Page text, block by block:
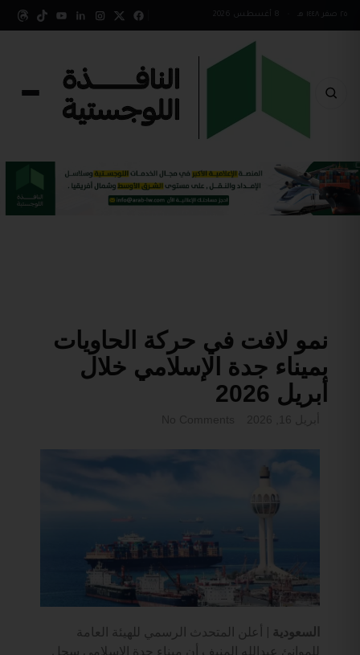
8 أغسطس 2026
نمو لافت في حركة الحاويات
بميناء جدة الإسلامي خلال
أبريل 2026
السعودية |
أعلن المتحدث الرسمي للهيئة العامة
للموانئ عبدالله المنيف أن ميناء جدة الإسلامي سجل